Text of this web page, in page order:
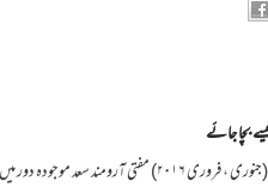
بچا جائے